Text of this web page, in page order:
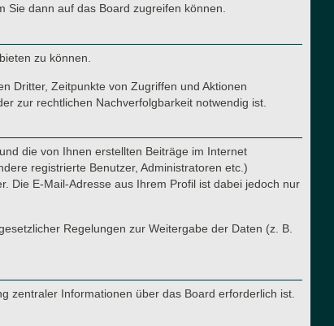
Sie dann auf das Board zugreifen können.
zu können.
Dritter, Zeitpunkte von Zugriffen und Aktionen
zur rechtlichen Nachverfolgbarkeit notwendig ist.
die von Ihnen erstellten Beiträge im Internet
registrierte Benutzer, Administratoren etc.)
Die E-Mail-Adresse aus Ihrem Profil ist dabei jedoch nur
Regelungen zur Weitergabe der Daten (z. B.
zentraler Informationen über das Board erforderlich ist.